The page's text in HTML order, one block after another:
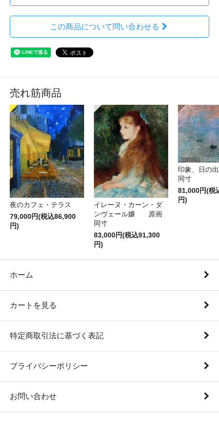
この商品について問い合わせる
売れ筋商品
夜のカフェ・テラス
79,000円(税込86,900
円)
イレーヌ・カーン・ダ
ンヴェール嬢 原画
同寸
83,000円(税込91,300
円)
印象、日
同寸
81,000円(税
円)
ホーム
カートを見る
特定商取引法に基づく表記
プライバシーポリシー
お問い合わせ